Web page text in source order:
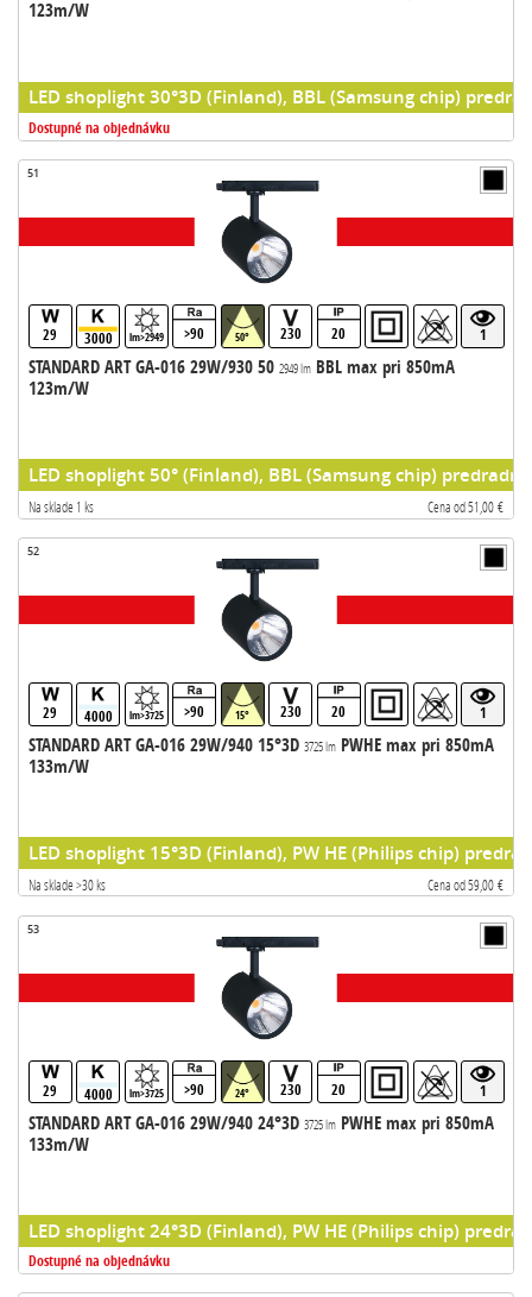
123m/W
LED shoplight 30°3D (Finland), BBL (Samsung chip)
Dostupné na objednávku
51
29 3000 lm>2949 >90 50° 230 20 1
STANDARD ART GA-016 29W/930 50 2949 lmBBL max pri 850mA
123m/W
LED shoplight 50° (Finland), BBL (Samsung chip)
Na sklade 1 ks Cena od 51,00 €
52
29 4000 lm>3725 >90 15° 230 20 1
STANDARD ART GA-016 29W/940 15°3D 3725 lmPWHE max pri 850mA
133m/W
LED shoplight 15°3D (Finland), PW HE (Philips chip)
Na sklade >30 ks Cena od 59,00 €
53
29 4000 lm>3725 >90 24° 230 20 1
STANDARD ART GA-016 29W/940 24°3D 3725 lmPWHE max pri 850mA
133m/W
LED shoplight 24°3D (Finland), PW HE (Philips chip)
Dostupné na objednávku